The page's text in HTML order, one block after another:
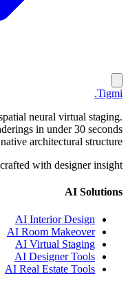
Tigmi
.
neural virtual staging.
in under 30 seconds
architectural structure.
with designer insight.
AI Solutions
AI Interior Design
AI Room Makeover
AI Virtual Staging
AI Designer Tools
AI Real Estate Tools